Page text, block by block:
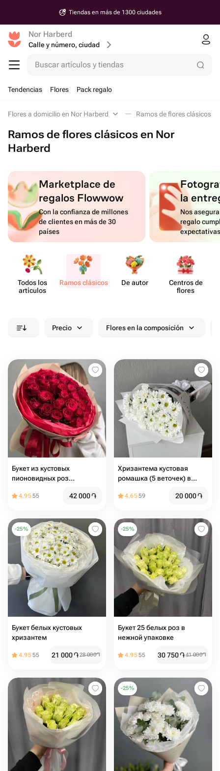
Tiendas en más de 1300 ciudades
Nor Harberd
Calle y número, ciudad
Buscar artículos y tiendas
Tendencias Flores Pack regalo
Flores a domicilio en Nor Harberd Ramos de flores clásicos
Ramos de flores clásicos en Nor
Harberd
Marketplace de
regalos Flowwow
Con la confianza de millones
de clientes en más de 30
países
la
Nos
regalo
Todos los
artículos
Ramos clásicos De autor
Centros de
flores
Precio Flores en la composición
Букет из кустовых
пионовидных роз
4.9555 42 000֏
Хризантема кустовая
ромашка (5 веточек) в
4.6559 20 000֏
-25%
Букет белых кустовых
хризантем
4.9555 21 000֏28 000֏
-25%
Букет 25 белых роз в
нежной упаковке
4.9555 30 750֏41 000֏
-25%